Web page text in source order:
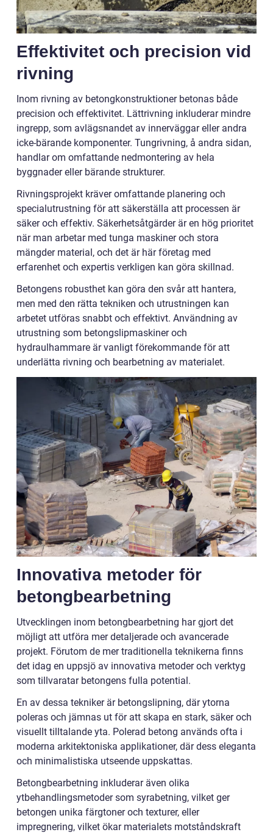
Effektivitet och precision vid
rivning
Inom rivning av betongkonstruktioner betonas både
precision och effektivitet. Lättrivning inkluderar mindre
ingrepp, som avlägsnandet av innerväggar eller andra
icke-bärande komponenter. Tungrivning, å andra sidan,
handlar om omfattande nedmontering av hela
byggnader eller bärande strukturer.
Rivningsprojekt kräver omfattande planering och
specialutrustning för att säkerställa att processen är
säker och effektiv. Säkerhetsåtgärder är en hög prioritet
när man arbetar med tunga maskiner och stora
mängder material, och det är här företag med
erfarenhet och expertis verkligen kan göra skillnad.
Betongens robusthet kan göra den svår att hantera,
men med den rätta tekniken och utrustningen kan
arbetet utföras snabbt och effektivt. Användning av
utrustning som betongslipmaskiner och
hydraulhammare är vanligt förekommande för att
underlätta rivning och bearbetning av materialet.
Innovativa metoder för
betongbearbetning
Utvecklingen inom betongbearbetning har gjort det
möjligt att utföra mer detaljerade och avancerade
projekt. Förutom de mer traditionella teknikerna finns
det idag en uppsjö av innovativa metoder och verktyg
som tillvaratar betongens fulla potential.
En av dessa tekniker är betongslipning, där ytorna
poleras och jämnas ut för att skapa en stark, säker och
visuellt tilltalande yta. Polerad betong används ofta i
moderna arkitektoniska applikationer, där dess eleganta
och minimalistiska utseende uppskattas.
Betongbearbetning inkluderar även olika
ytbehandlingsmetoder som syrabetning, vilket ger
betongen unika färgtoner och texturer, eller
impregnering, vilket ökar materialets motståndskraft